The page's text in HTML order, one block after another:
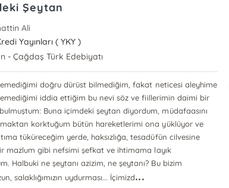
Şeytan
Ali
Yayınları ( YKY )
- Çağdaş Türk Edebiyatı
doğru dürüst bilmediğim, fakat neticesi aleyhime
iddia ettiğim bu nevi söz ve fiillerimin daimi bir
Buna içimdeki şeytan diyordum, müdafaasını
korktuğum bütün hareketlerimi ona yüklüyor ve
tüküreceğim yerde, haksızlığa, tesadüfün cilvesine
mazlum gibi nefsimi şefkat ve ihtimama layık
Halbuki ne şeytanı azizim, ne şeytanı? Bu bizim
salaklığımızın uydurması... İçimizd...